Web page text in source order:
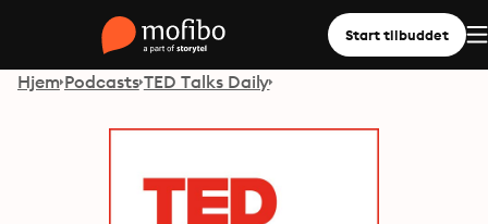
Start tilbuddet
Hjem Podcasts TED Talks Daily